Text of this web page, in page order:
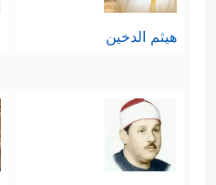
هيثم الدخين